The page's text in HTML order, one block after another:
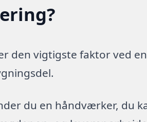
den vigtigste faktor ved
du en håndværker, du